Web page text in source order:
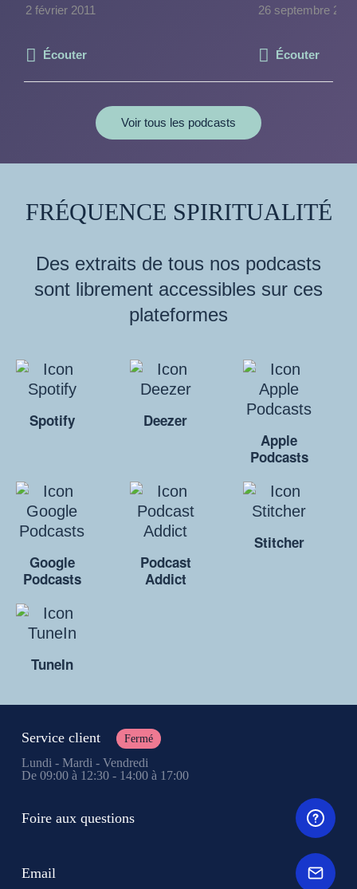
2 février 2011
Écouter
26 septembre
Écouter
Voir tous les podcasts
FRÉQUENCE SPIRITUALITÉ
Des extraits de tous nos podcasts
sont librement accessibles sur ces
plateformes
Spotify
Deezer
Apple
Podcasts
Google
Podcasts
Podcast
Addict
Stitcher
TuneIn
Service client Fermé
Lundi - Mardi - Vendredi
De 09:00 à 12:30 - 14:00 à 17:00
Foire aux questions
Email